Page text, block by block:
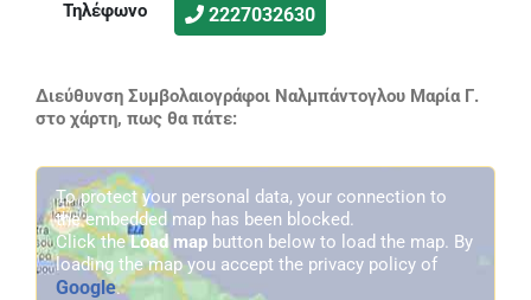
Τηλέφωνο
2227032630
Διεύθυνση Συμβολαιογράφοι Ναλμπάντογλου Μαρία Γ.
στο χάρτη, πως θα πάτε:
To protect your personal data, your connection to
the embedded map has been blocked.
Click theLoad map button below to load the map. By
loading the map you accept the privacy policy of
Google.